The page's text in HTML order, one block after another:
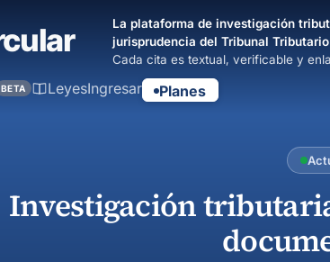
La plataforma de investigación
jurisprudencia del Tribunal
Cada cita es textual, verificable y
Ingresar Planes
BETA Leyes
Investigación